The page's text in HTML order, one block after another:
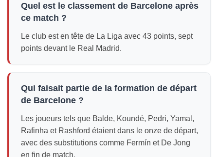
Quel est le classement de Barcelone après
ce match ?
Le club est en tête de La Liga avec 43 points, sept
points devant le Real Madrid.
Qui faisait partie de la formation de départ
de Barcelone ?
Les joueurs tels que Balde, Koundé, Pedri, Yamal,
Rafinha et Rashford étaient dans le onze de départ,
avec des substitutions comme Fermín et De Jong
en fin de match.